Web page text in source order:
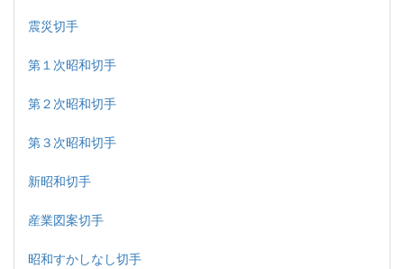
震災切手
第１次昭和切手
第２次昭和切手
第３次昭和切手
新昭和切手
産業図案切手
昭和すかしなし切手